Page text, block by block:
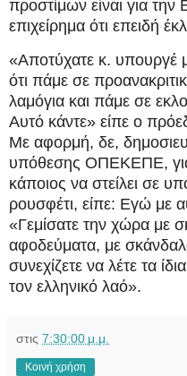
προστίμων είναι για την
επιχείρημα ότι επειδή
«Αποτύχατε κ. υπουργέ
ότι πάμε σε
λαμόγια και πάμε σε
Αυτό κάντε» είπε ο
Με αφορμή, δε,
υπόθεσης ΟΠΕΚΕΠΕ, για
κάποιος να στείλει σε
ρουσφέτι, είπε: Εγώ με
«Γεμίσατε την χώρα με
αφοδεύματα, με
συνεχίζετε να λέτε τα
τον ελληνικό λαό».
στις 7:30:00 μ.μ.
Κοινή χρήση